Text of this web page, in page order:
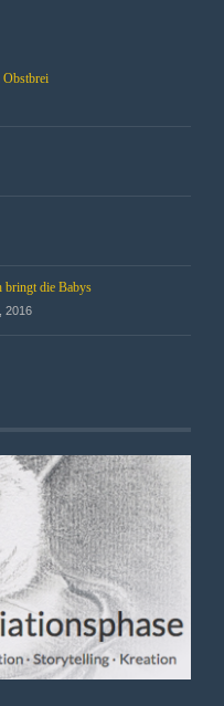
Obstbrei
bringt die Babys
2016